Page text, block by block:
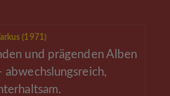
(1971)
und prägenden Alben
abwechslungsreich,